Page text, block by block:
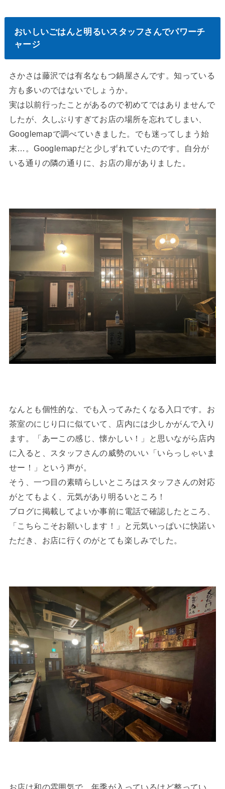
おいしいごはんと明るいスタッフさんでパワーチ
ャージ
さかさは藤沢では有名なもつ鍋屋さんです。知っている
方も多いのではないでしょうか。
実は以前行ったことがあるので初めてではありませんで
したが、久しぶりすぎてお店の場所を忘れてしまい、
Googlemapで調べていきました。でも迷ってしまう始
末…。Googlemapだと少しずれていたのです。自分が
いる通りの隣の通りに、お店の扉がありました。
なんとも個性的な、でも入ってみたくなる入口です。お
茶室のにじり口に似ていて、店内には少しかがんで入り
ます。「あーこの感じ、懐かしい！」と思いながら店内
に入ると、スタッフさんの威勢のいい「いらっしゃいま
せー！」という声が。
そう、一つ目の素晴らしいところはスタッフさんの対応
がとてもよく、元気があり明るいところ！
ブログに掲載してよいか事前に電話で確認したところ、
「こちらこそお願いします！」と元気いっぱいに快諾い
ただき、お店に行くのがとても楽しみでした。
お店は和の雰囲気で、年季が入っているけど整ってい